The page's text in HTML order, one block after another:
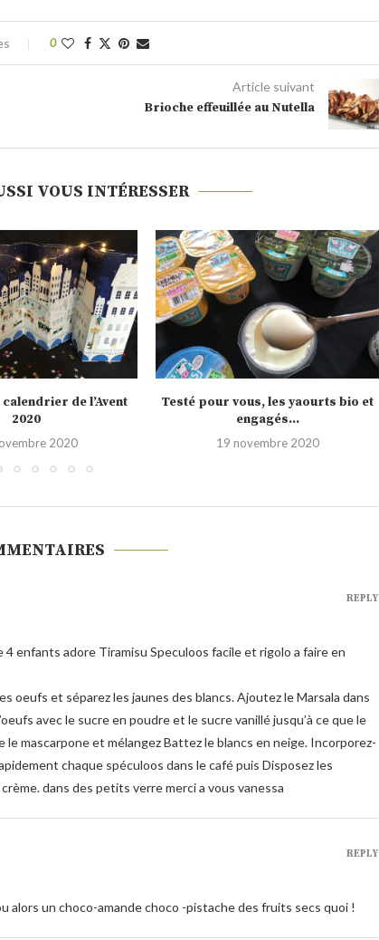
0
Article suivant
Brioche effeuillée au Nutella
VOUS INTÉRESSER
les yaourts bio et
2020
Noël 2020, les nouveautés Picard
10 novembre 2020
4 enfants adore Tiramisu Speculoos facile et rigolo a faire en
oeufs et séparez les jaunes des blancs. Ajoutez le Marsala dans
avec le sucre en poudre et le sucre vanillé jusqu’à ce que le
mascarpone et mélangez Battez le blancs en neige. Incorporez-
chaque spéculoos dans le café puis Disposez les
dans des petits verre merci a vous vanessa
REPLY
alors un choco-amande choco -pistache des fruits secs quoi !
REPLY